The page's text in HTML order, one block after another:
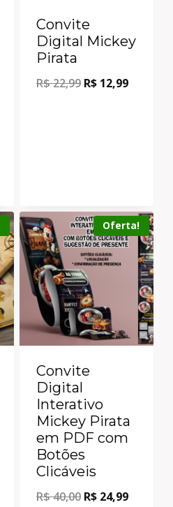
Convite
Digital Mickey
Pirata
R$22,99 R$ 12,99
Oferta!
Convite
Digital
Interativo
Mickey Pirata
em PDF com
Botões
Clicáveis
R$40,00 R$ 24,99